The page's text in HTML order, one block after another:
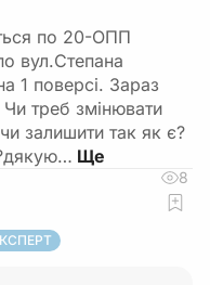
по 20-ОПП
вул.Степана
1 поверсі. Зараз
треб змінювати
залишити так як є?
8